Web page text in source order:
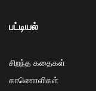
பட்டியல்
சிறந்த கதைகள்
காணொளிகள்